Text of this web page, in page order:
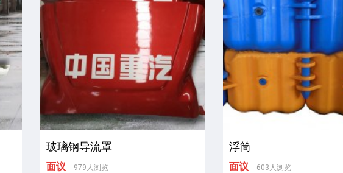
玻璃钢导流罩
面议 979人浏览
浮筒
面议 603人浏览